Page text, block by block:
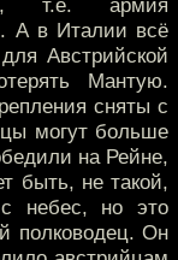
т.е. армия
А в Италии всё
Австрийской
Мантую.
сняты с
могут больше
на Рейне,
быть, не такой,
небес, но это
полководец. Он